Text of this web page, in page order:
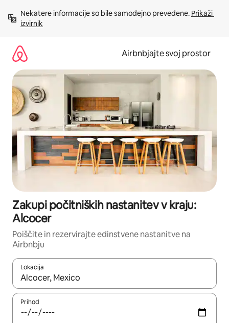
vsebino
Nekatere informacije so bile samodejno prevedene. Prikaži
izvirnik
Airbnbjajte svoj prostor
Zakupi počitniških nastanitev v kraju:
Alcocer
Poiščite in rezervirajte edinstvene nastanitve na
Airbnbju
Lokacija
Ko so rezultati na voljo, krmarite s puščičnima tipkama gor in
Prihod